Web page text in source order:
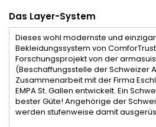
Das Layer-System
Dieses wohl modernste und
Bekleidungssystem von
Forschungsprojekt von der
(Beschaffungsstelle der Schweizer
Zusammenarbeit mit der Firma
EMPA St. Gallen entwickelt. Ein
bester Güte! Angehörige der
werden stufenweise damit